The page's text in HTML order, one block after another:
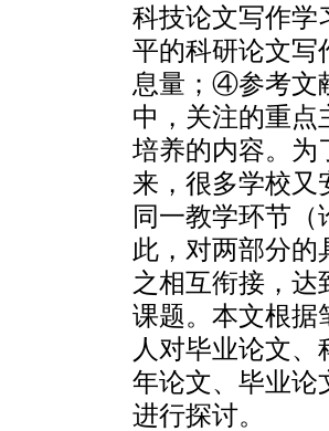
科技论文写作学
平的科研论文
息量；④参考文
中，关注的重点
培养的内容。为
来，很多学校又
同一教学环节
此，对两部分
之相互衔接，
课题。本文根据
人对毕业论文
年论文、毕业论
进行探讨。